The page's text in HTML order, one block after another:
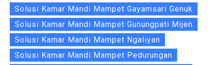
Solusi Kamar Mandi Mampet Gayamsari Genuk
Solusi Kamar Mandi Mampet Gunungpati Mijen
Solusi Kamar Mandi Mampet Ngaliyan
Solusi Kamar Mandi Mampet Pedurungan